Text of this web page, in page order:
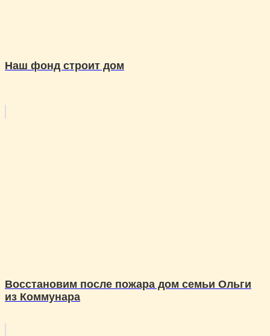
Наш фонд строит дом
Восстановим после пожара дом семьи Ольги
из Коммунара